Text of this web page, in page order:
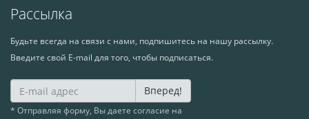
Рассылка
Будьте всегда на связи с нами, подпишитесь на нашу рассылку.
Введите свой E-mail для того, чтобы подписаться.
Вперед!
* Отправляя форму, Вы даете согласие на